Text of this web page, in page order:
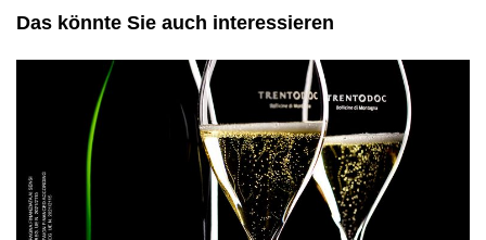
Das könnte Sie auch interessieren